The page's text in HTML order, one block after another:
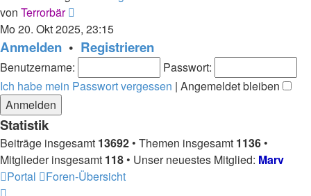
von Terrorbär
Beitrag
Mo 20. Okt 2025, 23:15
Anmelden • Registrieren
Benutzername:
Passwort:
Ich habe mein Passwort vergessen | Angemeldet bleiben
Statistik
Beiträge insgesamt 13692 • Themen insgesamt 1136 •
Mitglieder insgesamt 118 • Unser neuestes Mitglied: Marv
Portal
Foren-Übersicht